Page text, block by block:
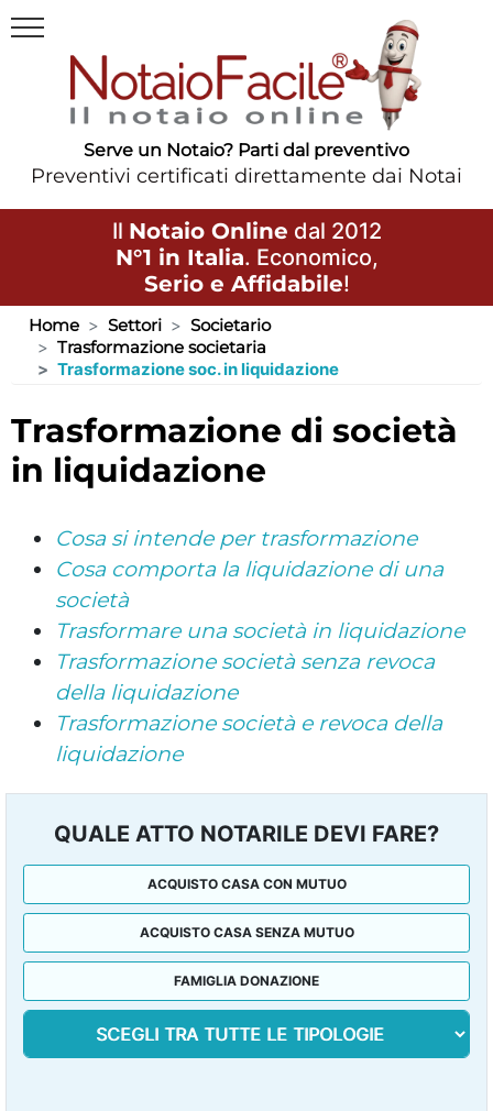
Serve un Notaio? Parti dal preventivo
Preventivi certificati direttamente dai Notai
Il Notaio Online dal 2012
N°1 in Italia. Economico,
Serio e Affidabile!
Home Settori
Societario
Trasformazione societaria
Trasformazione soc. in liquidazione
trasformazione di società
in liquidazione
Cosa si intende per trasformazione
Cosa comporta la liquidazione di una
società
Trasformare una società in liquidazione
Trasformazione società senza revoca
della liquidazione
Trasformazione società e revoca della
liquidazione
QUALE ATTO NOTARILE DEVI FARE?
ACQUISTO CASA CON MUTUO
ACQUISTO CASA SENZA MUTUO
FAMIGLIA DONAZIONE